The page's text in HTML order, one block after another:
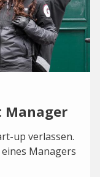
Manager
up verlassen.
Managers